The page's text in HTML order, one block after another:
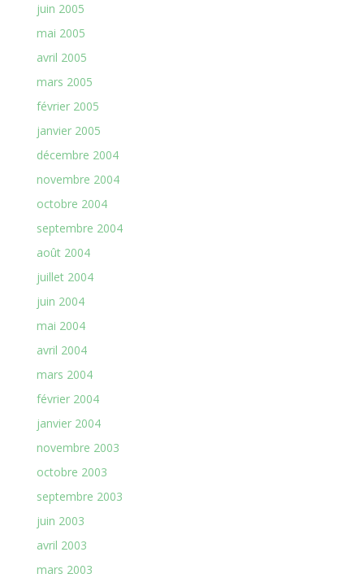
juin 2005
mai 2005
avril 2005
mars 2005
février 2005
janvier 2005
décembre 2004
novembre 2004
octobre 2004
septembre 2004
août 2004
juillet 2004
juin 2004
mai 2004
avril 2004
mars 2004
février 2004
janvier 2004
novembre 2003
octobre 2003
septembre 2003
juin 2003
avril 2003
mars 2003